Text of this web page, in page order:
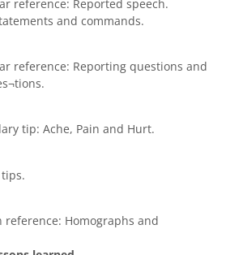
reference: Reported speech.
and commands.
reference: Reporting questions and
tip: Ache, Pain and Hurt.
reference: Homographs and